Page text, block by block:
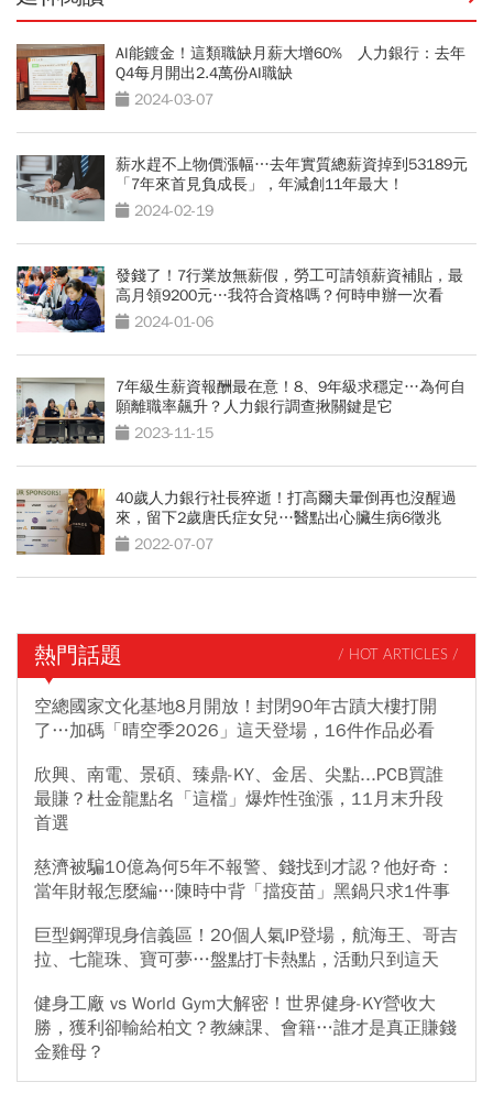
AI能鍍金！這類職缺月薪大增60% 人力銀行：去年
Q4每月開出2.4萬份AI職缺
2024-03-07
薪水趕不上物價漲幅…去年實質總薪資掉到53189元
「7年來首見負成長」，年減創11年最大！
2024-02-19
發錢了！7行業放無薪假，勞工可請領薪資補貼，最
高月領9200元…我符合資格嗎？何時申辦一次看
2024-01-06
7年級生薪資報酬最在意！8、9年級求穩定…為何自
願離職率飆升？人力銀行調查揪關鍵是它
2023-11-15
40歲人力銀行社長猝逝！打高爾夫暈倒再也沒醒過
來，留下2歲唐氏症女兒…醫點出心臟生病6徵兆
2022-07-07
熱門話題 / HOT ARTICLES /
空總國家文化基地8月開放！封閉90年古蹟大樓打開
了…加碼「晴空季2026」這天登場，16件作品必看
欣興、南電、景碩、臻鼎-KY、金居、尖點...PCB買誰
最賺？杜金龍點名「這檔」爆炸性強漲，11月末升段
首選
慈濟被騙10億為何5年不報警、錢找到才認？他好奇：
當年財報怎麼編…陳時中背「擋疫苗」黑鍋只求1件事
巨型鋼彈現身信義區！20個人氣IP登場，航海王、哥吉
拉、七龍珠、寶可夢…盤點打卡熱點，活動只到這天
健身工廠 vs World Gym大解密！世界健身-KY營收大
勝，獲利卻輸給柏文？教練課、會籍…誰才是真正賺錢
金雞母？